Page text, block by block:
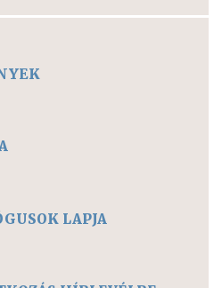
LAPJA